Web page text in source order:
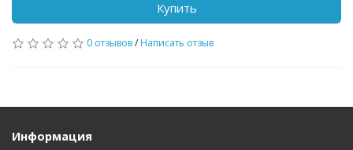
Купить
0 отзывов/ Написать отзыв
Информация